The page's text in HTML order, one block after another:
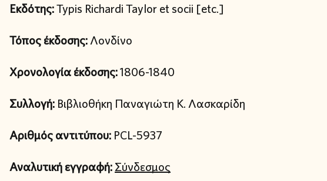
Εκδότης:Typis Richardi Taylor et socii [etc.]
Τόπος έκδοσης:Λονδίνο
Χρονολογία έκδοσης:1806-1840
Συλλογή: Βιβλιοθήκη Παναγιώτη Κ. Λασκαρίδη
Αριθμός αντιτύπου: PCL-5937
Αναλυτική εγγραφή:Σύνδεσμος